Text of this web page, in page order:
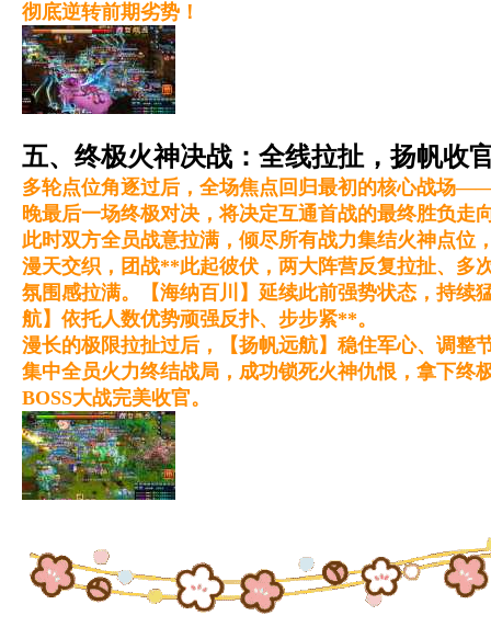
彻底逆转前期劣势！
五、终极火神决战：全线拉扯，扬帆收
多轮点位角逐过后，全场焦点回归最初的核心战场
晚最后一场终极对决，将决定互通首战的最终胜负走
此时双方全员战意拉满，倾尽所有战力集结火神点位
漫天交织，团战**此起彼伏，两大阵营反复拉扯、多
氛围感拉满。【海纳百川】延续此前强势状态，持续
航】依托人数优势顽强反扑、步步紧**。
漫长的极限拉扯过后，【扬帆远航】稳住军心、调整
集中全员火力终结战局，成功锁死火神仇恨，拿下终
BOSS大战完美收官。